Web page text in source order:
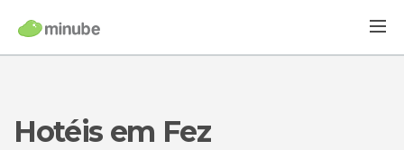
Hotéis em Fez